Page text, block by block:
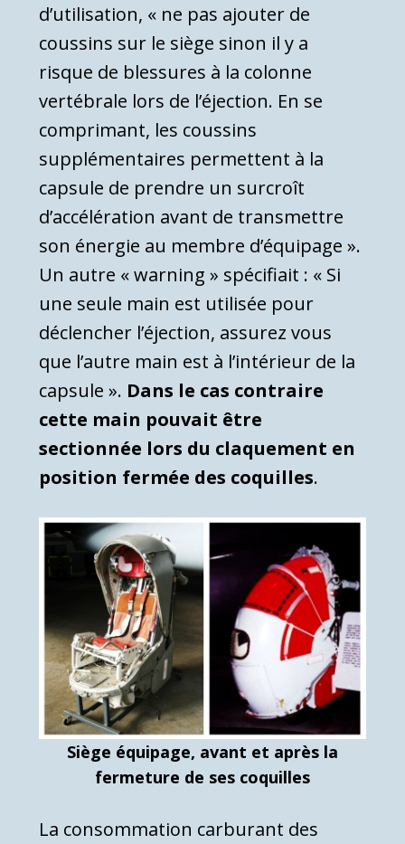
d’utilisation, « ne pas ajouter de
coussins sur le siège sinon il y a
risque de blessures à la colonne
vertébrale lors de l’éjection. En se
comprimant, les coussins
supplémentaires permettent à la
capsule de prendre un surcroît
d’accélération avant de transmettre
son énergie au membre d’équipage ».
Un autre « warning » spécifiait : « Si
une seule main est utilisée pour
déclencher l’éjection, assurez vous
que l’autre main est à l’intérieur de la
capsule ». Dans le cas contraire
cette main pouvait être
sectionnée lors du claquement en
position fermée des coquilles.
Siège équipage, avant et après la
fermeture de ses coquilles
La consommation carburant des